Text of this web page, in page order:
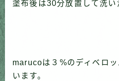
塗布後は30分放置して洗い
marucoは３%のディベロ
います。